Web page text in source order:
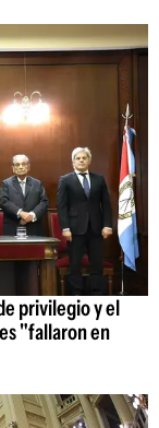
privilegio y el
"fallaron en